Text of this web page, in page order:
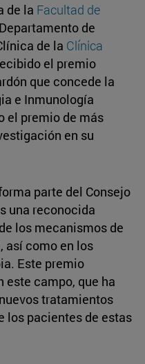
de la Facultad de
de
de la Clínica
el premio
que concede la
e Inmunología
el premio de más
en su
parte del Consejo
una reconocida
los mecanismos de
así como en los
Este premio
este campo, que ha
tratamientos
los pacientes de estas